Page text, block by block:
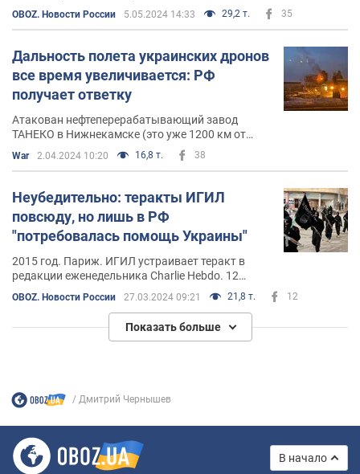
OBOZ. Новости России 5.05.2024 14:33 29,2 т. 35
Дальность полета украинских дронов
все время увеличивается: РФ
получает ответку
Атакован нефтеперерабатывающий завод
ТАНЕКО в Нижнекамске (это уже 1200 км от
украинской границы)
War 2.04.2024 10:20 16,8 т. 38
Неубедительно: теракты ИГИЛ
повсюду, но лишь в РФ
"потребовалась помощь Украины"
2015 год. Париж. ИГИЛ устраивает теракт в
редакции еженедельника Charlie Hebdo. 12
OBOZ. Новости России 27.03.2024 09:21 21,8 т. 12
Показать больше
Дмитрий Чернышев
В начало